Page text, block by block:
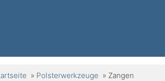
» Polsterwerkzeuge » Zangen